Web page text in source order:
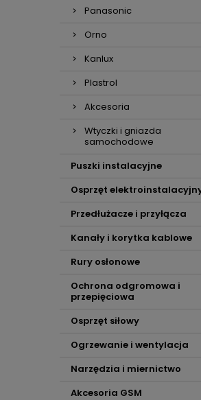
Panasonic
Orno
Kanlux
Plastrol
Akcesoria
Wtyczki i gniazda
samochodowe
Puszki instalacyjne
Osprzęt
Przedłużacze i przyłącza
Kanały i korytka kablowe
Rury osłonowe
Ochrona odgromowa i
przepięciowa
Osprzęt siłowy
Ogrzewanie i wentylacja
Narzędzia i miernictwo
Akcesoria GSM